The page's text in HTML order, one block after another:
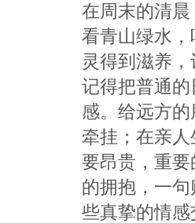
在周末的清
看青山绿水
灵得到滋养
记得把普通
感。给远方
牵挂；在亲
要昂贵，重
的拥抱，一
些真挚的情